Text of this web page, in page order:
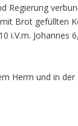
Regierung
Brot gefüllten
i.V.m. Johannes
Herrn und in